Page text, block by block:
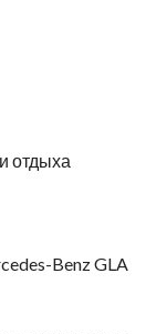
отдыха
Benz GLA